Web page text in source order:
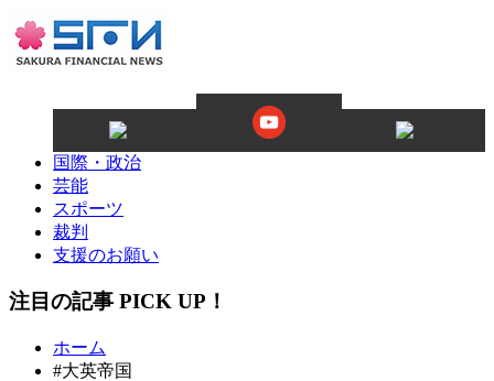
国際・政治
芸能
スポーツ
裁判
支援のお願い
注目の記事 PICK UP！
ホーム
#大英帝国